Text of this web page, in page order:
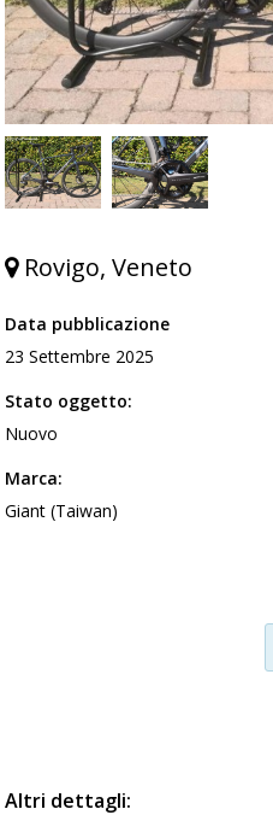
Rovigo, Veneto
Data pubblicazione
23 Settembre 2025
Stato oggetto:
Nuovo
Marca:
Giant (Taiwan)
Altri dettagli: